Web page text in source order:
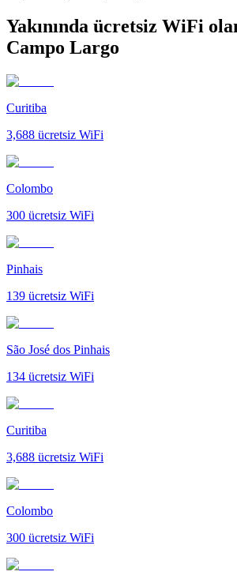
Yakınında ücretsiz WiFi
Campo Largo
Curitiba
3,688 ücretsiz WiFi
Colombo
300 ücretsiz WiFi
Pinhais
139 ücretsiz WiFi
São José dos Pinhais
134 ücretsiz WiFi
Curitiba
3,688 ücretsiz WiFi
Colombo
300 ücretsiz WiFi